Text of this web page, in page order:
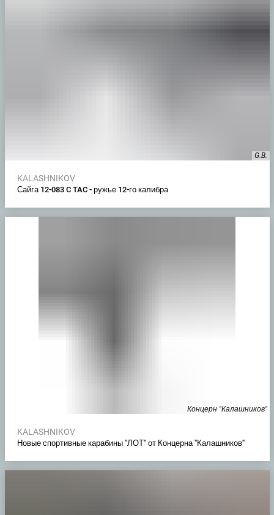
G.B.
KALASHNIKOV
Сайга 12-083 C TAC - ружье 12-го калибра
Концерн "Калашников"
KALASHNIKOV
Новые спортивные карабины "ЛОТ" от Концерна "Калашников"